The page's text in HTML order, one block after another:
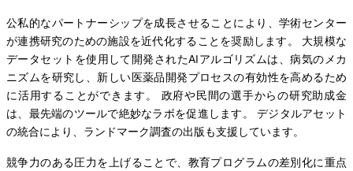
公私的なパートナーシップを成長させることにより、学術センター
が連携研究のための施設を近代化することを奨励します。 大規模な
データセットを使用して開発されたAIアルゴリズムは、病気のメカ
ニズムを研究し、新しい医薬品開発プロセスの有効性を高めるため
に活用することができます。 政府や民間の選手からの研究助成金
は、最先端のツールで絶妙なラボを促進します。 デジタルアセット
の統合により、ランドマーク調査の出版も支援しています。
競争力のある圧力を上げることで、教育プログラムの差別化に重点